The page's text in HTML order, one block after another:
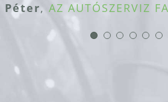
Péter,AZ AUTÓSZERVIZ